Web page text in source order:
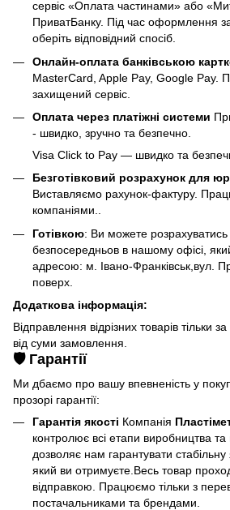
сервіс «Оплата частинами» або
ПриватБанку. Під час оформлення
оберіть відповідний спосіб.
Онлайн-оплата банківською
MasterCard, Apple Pay, Google Pay.
захищений сервіс.
Оплата через платіжні системи
- швидко, зручно та безпечно.
Visa Click to Pay — швидко та
Безготівковий розрахунок для
Виставляємо рахунок-фактуру.
компаніями..
Готівкою: Ви можете розрахуватись
безпосередньов в нашому офісі,
адресою: м. Івано-Франківськ,вул.
поверх.
Додаткова інформація:
Відправлення відрізних товарів тільки
від суми замовлення.
🛡️ Гарантії
Ми дбаємо про вашу впевненість у
прозорі гарантії:
Гарантія якості Компанія
контролює всі етапи виробництва
дозволяє нам гарантувати стабільну
який ви отримуєте.Весь товар
відправкою. Працюємо тільки з
постачальниками та брендами.